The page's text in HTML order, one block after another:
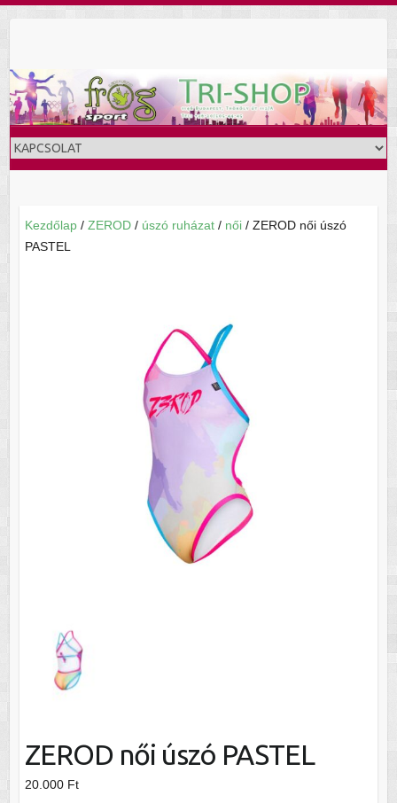
Kezdőlap/ ZEROD/ úszó ruházat/ női/ ZEROD női úszó
PASTEL
ZEROD női úszó PASTEL
20.000 Ft